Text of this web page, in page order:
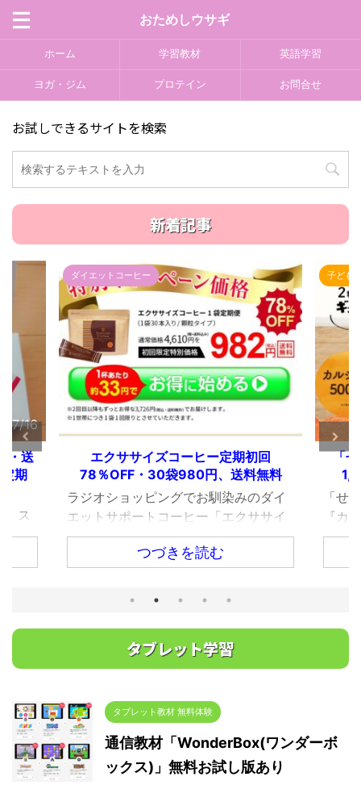
おためしウサギ
ホーム 学習教材 英語学習
ヨガ・ジム プロテイン お問合せ
お試しできるサイトを検索
新着記事
2/25
回
料
サイ
然お
注文
しま
売ペ
定期
イズ
子どもの成長サプリ
「せのびのたね」お試し75％OFF・
1,980円・送料無料｜成長サプリ
「せのびのたね」は、骨を成長させる
『カルシウム』、筋肉の神経の働きに
重要な『マグネシウム』、カルシウム
の吸収率を上げる『ビタミンD』がバ
です。 毎月先着1,000名様限定で特別
に買えるチャンスです。 せのびのたね
初回限定75％OFF 1袋60粒入りの「せ
のびのたね」は、毎月先着1,000名様、
す。 通常価格7,980円（税込）が、定
期購入の初回特別価格1,980円（税込）
送料無料でお届けです。 ※2回目 ...
つづきを読む
基礎化
【シ
ー
「シ
立て
全身
了で
試し
入を
タブレット学習
タブレット教材 無料体験
通信教材「WonderBox(ワンダーボ
ックス)」無料お試し版あり